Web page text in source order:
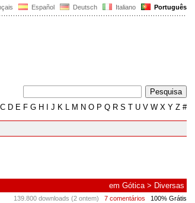
Español Deutsch Italiano Português
C D E F G H J K L M N O P Q R S T U V W X Y Z #
em Gótica> Diversas
139.800 downloads (2 ontem) 7 comentários 100% Grátis